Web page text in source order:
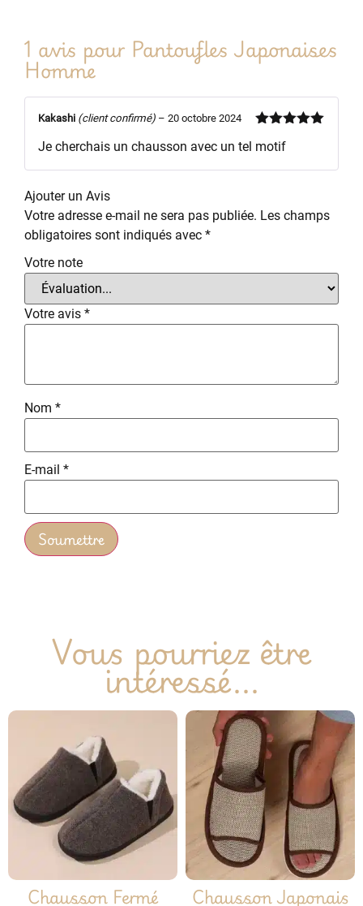
1 avis pour Pantoufles Japonaises
Homme
5
Kakashi (client confirmé) – 20 octobre 2024
Je cherchais un chausson avec un tel motif
Ajouter un Avis
Votre adresse e-mail ne sera pas publiée. Les champs
obligatoires sont indiqués avec *
Votre note
Votre avis *
Nom *
E-mail *
Vous pourriez être
intéressé...
Chausson Fermé Chausson Japonais